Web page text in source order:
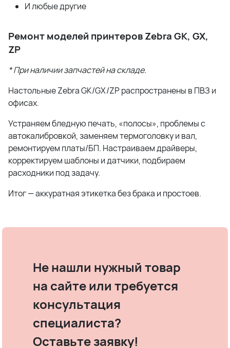
И любые другие
Ремонт моделей принтеров Zebra GK, GX,
ZP
* При наличии запчастей на складе.
Настольные Zebra GK/GX/ZP распространены в ПВЗ и
офисах.
Устраняем бледную печать, «полосы», проблемы с
автокалибровкой, заменяем термоголовку и вал,
ремонтируем платы/БП. Настраиваем драйверы,
корректируем шаблоны и датчики, подбираем
расходники под задачу.
Итог — аккуратная этикетка без брака и простоев.
Не нашли нужный товар
на сайте или требуется
консультация
специалиста?
Оставьте заявку!